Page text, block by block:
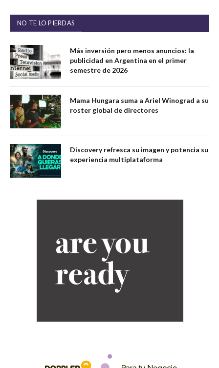
NO TE LO PIERDAS
Más inversión pero menos anuncios: la
publicidad en Argentina en el primer
semestre de 2026
Mama Hungara suma a Ariel Winograd a su
roster global de directores
Discovery refresca su imagen y potencia su
experiencia multiplataforma